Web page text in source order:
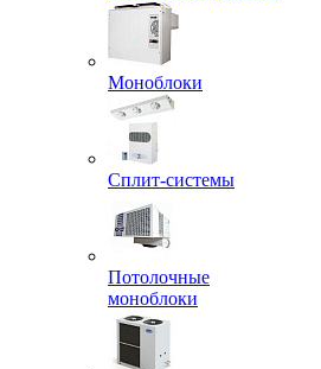
Моноблоки
Сплит-системы
Потолочные
моноблоки